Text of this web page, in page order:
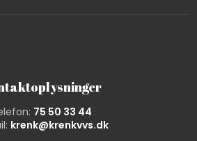
75 50 33 44
krenk@krenkvvs.dk